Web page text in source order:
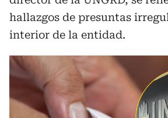
hallazgos de presuntas
interior de la entidad.